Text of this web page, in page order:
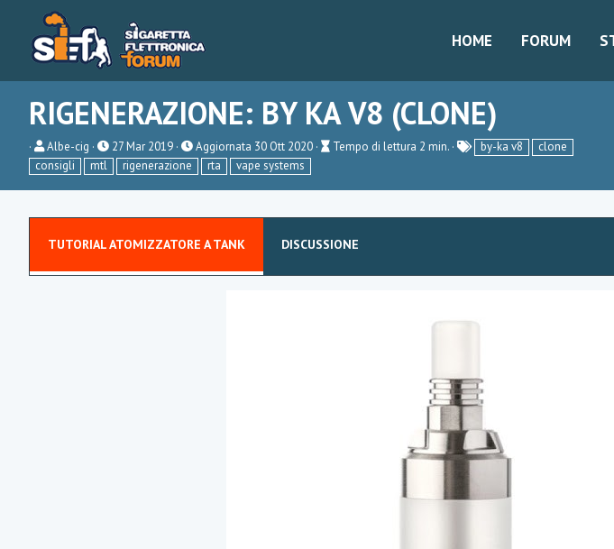
HOME FORUM
RIGENERAZIONE: BY KA V8 (CLONE)
A
u
t
o
e
Albe-cig
P
u
b
l
s
d
t
27 Mar 2019 Aggiornata 30 Ott 2020
T
p
d
l
t
Tempo di lettura 2 min.
T
a
by-ka v8
clone
consigli
mtl rigenerazione rta vape systems
TUTORIAL ATOMIZZATORE A TANK DISCUSSIONE